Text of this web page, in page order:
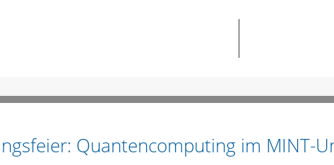
Quantencomputing im MINT-